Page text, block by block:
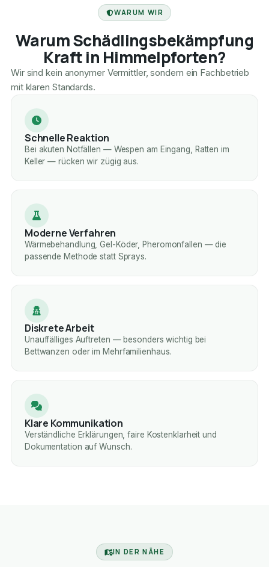
WARUM WIR
Warum Schädlingsbekämpfung
Kraft in Himmelpforten?
Wir sind kein anonymer Vermittler, sondern ein Fachbetrieb
mit klaren Standards.
Schnelle Reaktion
Bei akuten Notfällen — Wespen am Eingang, Ratten im
Keller — rücken wir zügig aus.
Moderne Verfahren
Wärmebehandlung, Gel-Köder, Pheromonfallen — die
passende Methode statt Sprays.
Diskrete Arbeit
Unauffälliges Auftreten — besonders wichtig bei
Bettwanzen oder im Mehrfamilienhaus.
Klare Kommunikation
Verständliche Erklärungen, faire Kostenklarheit und
Dokumentation auf Wunsch.
IN DER NÄHE